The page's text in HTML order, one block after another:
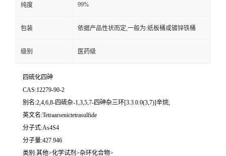
纯度 99%
包装 依据产品性状而定,一般为:纸板桶或镀锌铁桶
级别 医药级
四硫化四砷
CAS:12279-90-2
别名:2,4,6,8-四硫杂-1,3,5,7-四砷杂三环[3.3.0.0(3,7)]辛烷;
英文名:Tetraarsenictetrasulfide
分子式:As4S4
分子量:427.946
类别:其他>化学试剂>杂环化合物>